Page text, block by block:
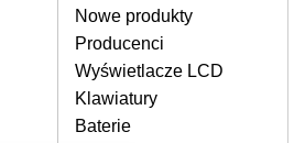
ekran, następnie
pasy, ciemny
lub nierównomierną
Nowe produkty
Producenci
Wyświetlacze LCD
Klawiatury
Baterie